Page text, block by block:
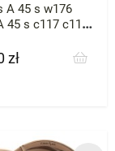
A 45 s w176
45 s c117 c118
zł